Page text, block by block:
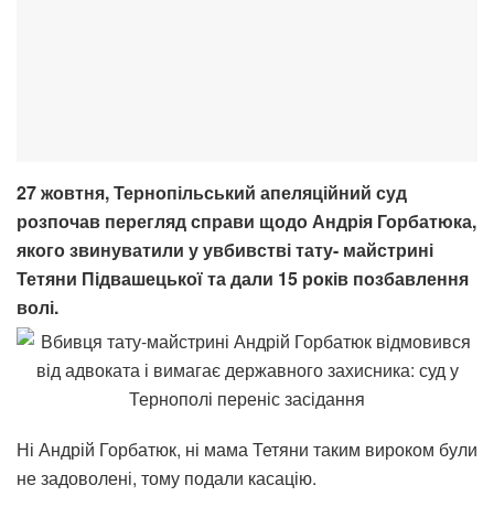
27 жовтня, Тернопільський апеляційний суд
розпочав перегляд справи щодо Андрія Горбатюка,
якого звинуватили у увбивстві тату- майстрині
Тетяни Підвашецької та дали 15 років позбавлення
волі.
Ні Андрій Горбатюк, ні мама Тетяни таким вироком були
не задоволені, тому подали касацію.